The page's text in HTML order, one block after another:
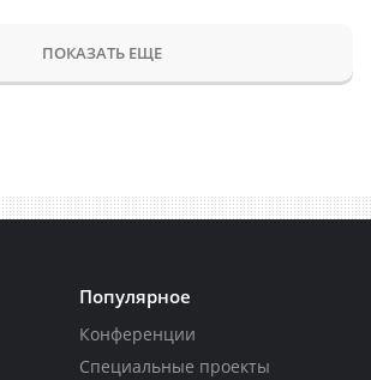
ПОКАЗАТЬ ЕЩЕ
Популярное
Конференции
Специальные проекты